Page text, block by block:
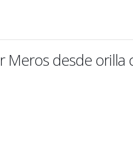
Meros desde orilla